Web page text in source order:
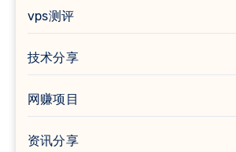
vps测评
技术分享
网赚项目
资讯分享